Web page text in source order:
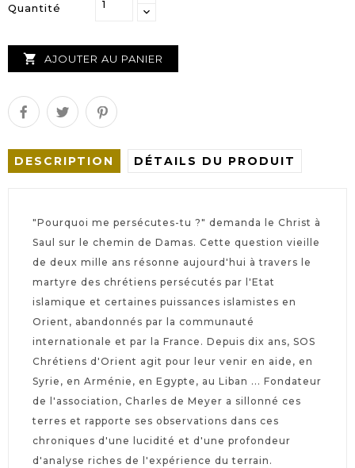
Quantité
 AJOUTER AU PANIER
DESCRIPTION DÉTAILS DU PRODUIT
"Pourquoi me persécutes-tu ?" demanda le Christ à
Saul sur le chemin de Damas. Cette question vieille
de deux mille ans résonne aujourd'hui à travers le
martyre des chrétiens persécutés par l'Etat
islamique et certaines puissances islamistes en
Orient, abandonnés par la communauté
internationale et par la France. Depuis dix ans, SOS
Chrétiens d'Orient agit pour leur venir en aide, en
Syrie, en Arménie, en Egypte, au Liban ... Fondateur
de l'association, Charles de Meyer a sillonné ces
terres et rapporte ses observations dans ces
chroniques d'une lucidité et d'une profondeur
d'analyse riches de l'expérience du terrain.